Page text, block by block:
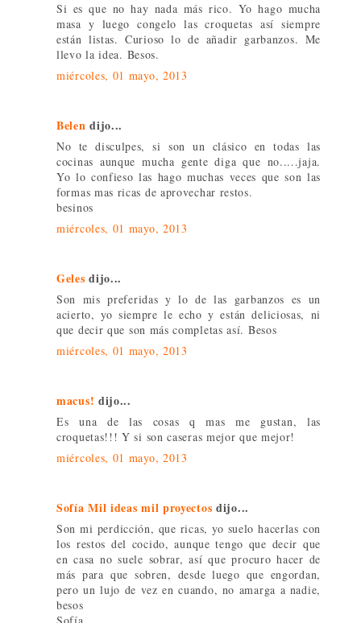
Si es que no hay nada más rico. Yo hago mucha
masa y luego congelo las croquetas así siempre
están listas. Curioso lo de añadir garbanzos. Me
llevo la idea. Besos.
miércoles, 01 mayo, 2013
Belen dijo...
No te disculpes, si son un clásico en todas las
cocinas aunque mucha gente diga que no.....jaja.
Yo lo confieso las hago muchas veces que son las
formas mas ricas de aprovechar restos.
besinos
miércoles, 01 mayo, 2013
Geles dijo...
Son mis preferidas y lo de las garbanzos es un
acierto, yo siempre le echo y están deliciosas, ni
que decir que son más completas así. Besos
miércoles, 01 mayo, 2013
macus! dijo...
Es una de las cosas q mas me gustan, las
croquetas!!! Y si son caseras mejor que mejor!
miércoles, 01 mayo, 2013
Sofía Mil ideas mil proyectos dijo...
Son mi perdicción, que ricas, yo suelo hacerlas con
los restos del cocido, aunque tengo que decir que
en casa no suele sobrar, así que procuro hacer de
más para que sobren, desde luego que engordan,
pero un lujo de vez en cuando, no amarga a nadie,
besos